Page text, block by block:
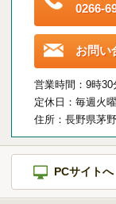
0266-
お問い
営業時間：9時30
定休日：毎週火
住所：長野県茅
PCサイトへ